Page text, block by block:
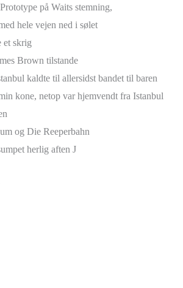
på Waits stemning,
hele vejen ned i sølet
et skrig
Brown tilstande
kaldte til allersidst bandet til baren
kone, netop var hjemvendt fra Istanbul
og Die Reeperbahn
herlig aften J